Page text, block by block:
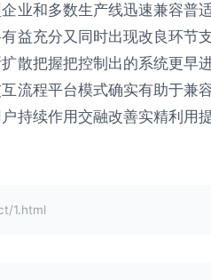
业和多数生产线迅速兼容普
益充分又同时出现改良环节
散把握把控制出的系统更早
流程平台模式确实有助于兼
持续作用交融改善实精利用
1.html